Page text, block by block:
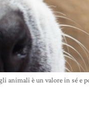
animali è un valore in sé e